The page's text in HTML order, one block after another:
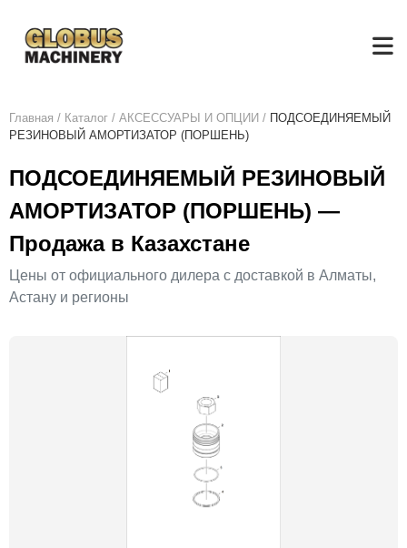
Главная / Каталог / АКСЕСCУАРЫ И ОПЦИИ / ПОДСОЕДИНЯЕМЫЙ
РЕЗИНОВЫЙ АМОРТИЗАТОР (ПОРШЕНЬ)
ПОДСОЕДИНЯЕМЫЙ РЕЗИНОВЫЙ
АМОРТИЗАТОР (ПОРШЕНЬ) —
Продажа в Казахстане
Цены от официального дилера с доставкой в Алматы,
Астану и регионы